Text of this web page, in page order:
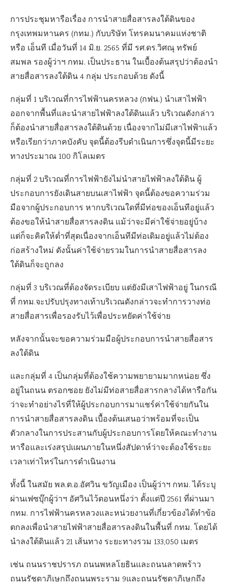
การประชุมหารือเรื่อง การนำสายสื่อสารลงใต้ดินของ
กรุงเทพมหานคร (กทม.) กับบริษัท โทรคมนาคมแห่งชาติ
หรือ เอ็นที เมื่อวันที่ 14 มิ.ย. 2565 ที่มี รศ.ดร.วิศณุ ทรัพย์
สมพล รองผู้ว่าฯ กทม. เป็นประธาน ในเบื้องต้นสรุปว่าต้องนำ
สายสื่อสารลงใต้ดิน 4 กลุ่ม ประกอบด้วย ดังนี้
กลุ่มที่ 1 บริเวณที่การไฟฟ้านครหลวง (กฟน.) นำเสาไฟฟ้า
ออกจากพื้นที่และนำสายไฟฟ้าลงใต้ดินแล้ว บริเวณดังกล่าว
ก็ต้องนำสายสื่อสารลงใต้ดินด้วย เนื่องจากไม่มีเสาไฟฟ้าแล้ว
หรือเรียกว่าภาคบังคับ จุดนี้ต้องรีบดำเนินการซึ่งจุดนี้มีระยะ
ทางประมาณ 100 กิโลเมตร
กลุ่มที่ 2 บริเวณที่การไฟฟ้ายังไม่นำสายไฟฟ้าลงใต้ดิน ผู้
ประกอบการยังเดินสายบนเสาไฟฟ้า จุดนี้ต้องขอความร่วม
มือจากผู้ประกอบการ หากบริเวณใดที่มีท่อของเอ็นทีอยู่แล้ว
ต้องขอให้นำสายสื่อสารลงดิน แม้ว่าจะมีค่าใช้จ่ายอยู่บ้าง
แต่ก็จะคิดให้ต่ำที่สุดเนื่องจากเอ็นทีมีท่อเดิมอยู่แล้วไม่ต้อง
ก่อสร้างใหม่ ดังนั้นค่าใช้จ่ายรวมในการนำสายสื่อสารลง
ใต้ดินก็จะถูกลง
กลุ่มที่ 3 บริเวณที่ต้องจัดระเบียบ แต่ยังมีเสาไฟฟ้าอยู่ ในกรณี
ที่ กทม.จะปรับปรุงทางเท้าบริเวณดังกล่าวจะทำการวางท่อ
สายสื่อสารเพื่อรองรับไว้เพื่อประหยัดค่าใช้จ่าย
หลังจากนั้นจะขอความร่วมมือผู้ประกอบการนำสายสื่อสาร
ลงใต้ดิน
และกลุ่มที่ 4 เป็นกลุ่มที่ต้องใช้ความพยายามมากหน่อย ซึ่ง
อยู่ในถนน ตรอกซอย ยังไม่มีท่อสายสื่อสารกลางได้หารือกัน
ว่าจะทำอย่างไรที่ให้ผู้ประกอบการมาแชร์ค่าใช้จ่ายกันใน
การนำสายสื่อสารลงดิน เบื้องต้นเสนอว่าพร้อมที่จะเป็น
ตัวกลางในการประสานกับผู้ประกอบการโดยให้คณะทำงาน
หารือและเร่งสรุปแผนภายในหนึ่งสัปดาห์ว่าจะต้องใช้ระยะ
เวลาเท่าไหร่ในการดำเนินงาน
ทั้งนี้ ในสมัย พล.ต.อ.อัศวิน ขวัญเมือง เป็นผู้ว่าฯ กทม. ได้ระบุ
ผ่านเฟซบุ๊กผู้ว่าฯ อัศวินไว้ตอนหนึ่งว่า ตั้งแต่ปี 2561 ที่ผ่านมา
กทม. การไฟฟ้านครหลวงและหน่วยงานที่เกี่ยวข้องได้ทำข้อ
ตกลงเพื่อนําสายไฟฟ้าสายสื่อสารลงดินในพื้นที่ กทม. โดยได้
นำลงใต้ดินแล้ว 21 เส้นทาง ระยะทางรวม 133,050 เมตร
เช่น ถนนราชปรารภ ถนนพหลโยธินและถนนลาดพร้าว
ถนนรัชดาภิเษกถึงถนนพระราม 9และถนนรัชดาภิเษกถึง